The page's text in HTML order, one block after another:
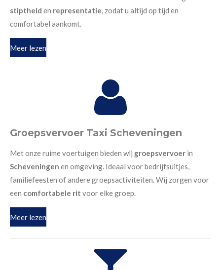
stiptheid en representatie, zodat u altijd op tijd en
comfortabel aankomt.
Meer lezen
Groepsvervoer Taxi Scheveningen
Met onze ruime voertuigen bieden wij groepsvervoer in
Scheveningen en omgeving. Ideaal voor bedrijfsuitjes,
familiefeesten of andere groepsactiviteiten. Wij zorgen voor
een comfortabele rit voor elke groep.
Meer lezen